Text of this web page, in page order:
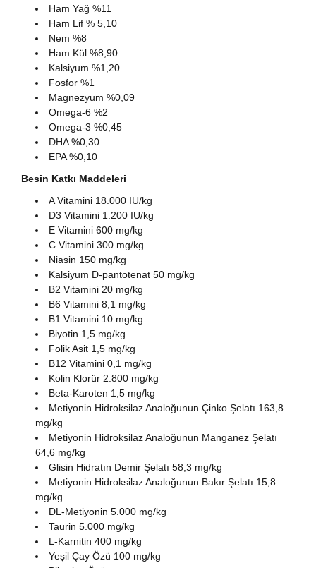
Ham Yağ %11
Ham Lif % 5,10
Nem %8
Ham Kül %8,90
Kalsiyum %1,20
Fosfor %1
Magnezyum %0,09
Omega‐6 %2
Omega‐3 %0,45
DHA %0,30
EPA %0,10
Besin Katkı Maddeleri
A Vitamini 18.000 IU/kg
D3 Vitamini 1.200 IU/kg
E Vitamini 600 mg/kg
C Vitamini 300 mg/kg
Niasin 150 mg/kg
Kalsiyum D-pantotenat 50 mg/kg
B2 Vitamini 20 mg/kg
B6 Vitamini 8,1 mg/kg
B1 Vitamini 10 mg/kg
Biyotin 1,5 mg/kg
Folik Asit 1,5 mg/kg
B12 Vitamini 0,1 mg/kg
Kolin Klorür 2.800 mg/kg
Beta‐Karoten 1,5 mg/kg
Metiyonin Hidroksilaz Analoğunun Çinko Şelatı 163,8
mg/kg
Metiyonin Hidroksilaz Analoğunun Manganez Şelatı
64,6 mg/kg
Glisin Hidratın Demir Şelatı 58,3 mg/kg
Metiyonin Hidroksilaz Analoğunun Bakır Şelatı 15,8
mg/kg
DL-Metiyonin 5.000 mg/kg
Taurin 5.000 mg/kg
L-Karnitin 400 mg/kg
Yeşil Çay Özü 100 mg/kg